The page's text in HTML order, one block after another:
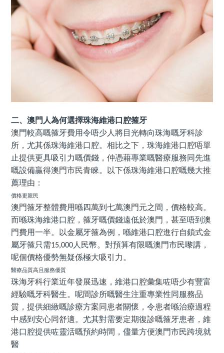
二、澳門人為何選擇珠海維港口腔箍牙
澳門較高嘅箍牙費用令唔少人將目光轉向珠海嘅牙科診
所，尤其係珠海維港口腔。相比之下，珠海維港口腔唔單
止提供更具吸引力嘅價錢，仲憑藉專業嘅醫療服務同先進
嘅設備贏得澳門市民青睞。以下係珠海維港口腔嘅幾大推
薦理由：
價格更親民
澳門箍牙整體費用喺四萬到七萬澳門元之間，價格較高。
而喺珠海維港口腔，箍牙嘅價錢遠低於澳門，甚至唔到澳
門費用一半。以金屬牙箍為例，喺維港口腔進行自鎖式金
屬牙箍只需15,000 人民幣。對預算有限嘅澳門市民嚟講，
呢個價格優勢無疑係極大吸引力。
醫療品質高且服務優質
珠海牙科行業近年發展迅速，維港口腔彙集咗唔少有豐富
經驗嘅牙科醫生。呢間診所嘅醫生注重專業性同服務品
質，提供細緻嘅診療方案同患者關懷，令患者喺治療過程
中感到安心同舒適。尤其對需要定期復診嘅箍牙患者，維
港口腔提供咗靈活嘅預約時間，儘量方便澳門市民跨境就
醫